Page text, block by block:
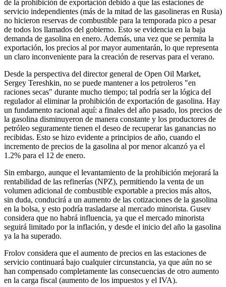
de la prohibición de exportación debido a que las estaciones de
servicio independientes (más de la mitad de las gasolineras en Rusia)
no hicieron reservas de combustible para la temporada pico a pesar
de todos los llamados del gobierno. Esto se evidencia en la baja
demanda de gasolina en enero. Además, una vez que se permita la
exportación, los precios al por mayor aumentarán, lo que representa
un claro inconveniente para la creación de reservas para el verano.
Desde la perspectiva del director general de Open Oil Market,
Sergey Tereshkin, no se puede mantener a los petroleros "en
raciones secas" durante mucho tiempo; tal podría ser la lógica del
regulador al eliminar la prohibición de exportación de gasolina. Hay
un fundamento racional aquí: a finales del año pasado, los precios de
la gasolina disminuyeron de manera constante y los productores de
petróleo seguramente tienen el deseo de recuperar las ganancias no
recibidas. Esto se hizo evidente a principios de año, cuando el
incremento de precios de la gasolina al por menor alcanzó ya el
1.2% para el 12 de enero.
Sin embargo, aunque el levantamiento de la prohibición mejorará la
rentabilidad de las refinerías (NPZ), permitiendo la venta de un
volumen adicional de combustible exportable a precios más altos,
sin duda, conducirá a un aumento de las cotizaciones de la gasolina
en la bolsa, y esto podría trasladarse al mercado minorista. Gusev
considera que no habrá influencia, ya que el mercado minorista
seguirá limitado por la inflación, y desde el inicio del año la gasolina
ya la ha superado.
Frolov considera que el aumento de precios en las estaciones de
servicio continuará bajo cualquier circunstancia, ya que aún no se
han compensado completamente las consecuencias de otro aumento
en la carga fiscal (aumento de los impuestos y el IVA).